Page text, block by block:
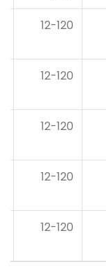
12-120
12-120
12-120
12-120
12-120